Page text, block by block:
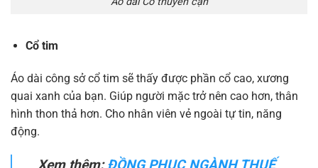
Cổ tim
Áo dài công sở cổ tim sẽ thấy được phần cổ cao, xương
quai xanh của bạn. Giúp người mặc trở nên cao hơn, thân
hình thon thả hơn. Cho nhân viên vẻ ngoài tự tin, năng
động.